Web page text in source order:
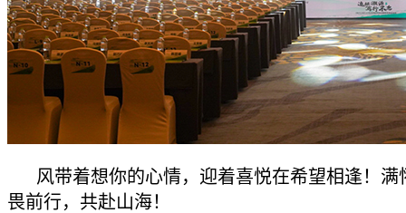
风带着想你的心情，迎着喜悦在希望相逢！满
畏前行，共赴山海！